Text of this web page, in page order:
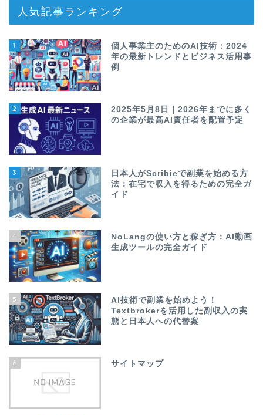
人気記事ランキング
1
個人事業主のためのAI技術：2024
年の最新トレンドとビジネス活用事
例
2
2025年5月8日｜2026年までに多く
の企業が最高AI責任者を配置予定
3
日本人がScribieで副業を始める方
法：在宅で収入を得るための完全ガ
イド
4
NoLangの使い方と稼ぎ方：AI動画
生成ツールの完全ガイド
5
AI技術で副業を始めよう！
Textbrokerを活用した副収入の実
態と日本人への代替案
6 サイトマップ